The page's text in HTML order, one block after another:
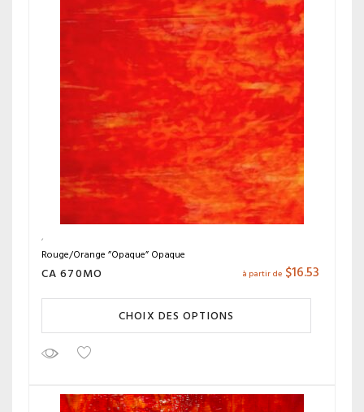
Rouge/Orange ”Opaque” Opaque
CA 670MO à partir de $16.53
CHOIX DES OPTIONS